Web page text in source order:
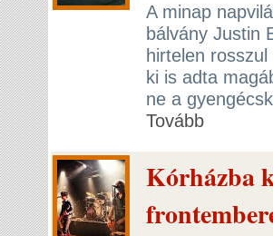
A minap
bálvány Justin
hirtelen
ki is adta
ne a
Tovább
Kórházba